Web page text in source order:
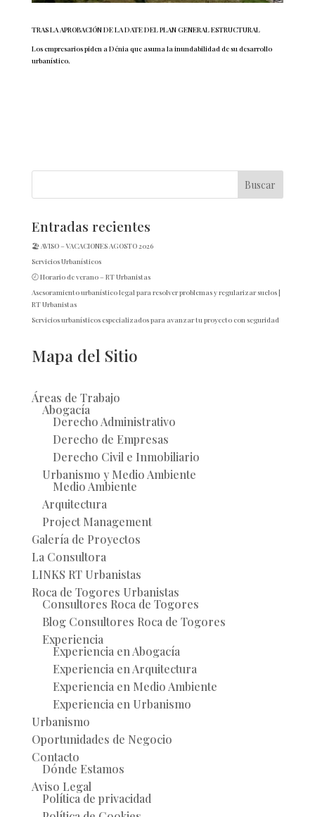
TRAS LA APROBACIÓN DE LA DATE DEL PLAN GENERAL ESTRUCTURAL
Los empresarios piden a Dénia que asuma la inundabilidad de su desarrollo
urbanístico.
Entradas recientes
🏖️ AVISO – VACACIONES AGOSTO 2026
Servicios Urbanísticos
🕘 Horario de verano – RT Urbanistas
Asesoramiento urbanístico legal para resolver problemas y regularizar suelos |
RT Urbanistas
Servicios urbanísticos especializados para avanzar tu proyecto con seguridad
Mapa del Sitio
Áreas de Trabajo
Abogacía
Derecho Administrativo
Derecho de Empresas
Derecho Civil e Inmobiliario
Urbanismo y Medio Ambiente
Medio Ambiente
Arquitectura
Project Management
Galería de Proyectos
La Consultora
LINKS RT Urbanistas
Roca de Togores Urbanistas
Consultores Roca de Togores
Blog Consultores Roca de Togores
Experiencia
Experiencia en Abogacía
Experiencia en Arquitectura
Experiencia en Medio Ambiente
Experiencia en Urbanismo
Urbanismo
Oportunidades de Negocio
Contacto
Dónde Estamos
Aviso Legal
Política de privacidad